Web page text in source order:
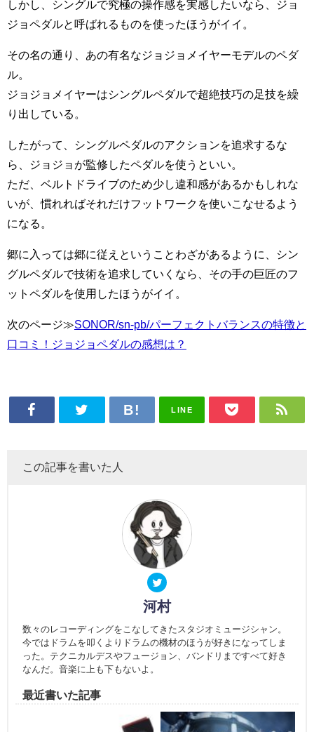
しかし、シングルで究極の操作感を実感したいなら、ジョ
ジョペダルと呼ばれるものを使ったほうがイイ。
その名の通り、あの有名なジョジョメイヤーモデルのペダ
ル。
ジョジョメイヤーはシングルペダルで超絶技巧の足技を繰
り出している。
したがって、シングルペダルのアクションを追求するな
ら、ジョジョが監修したペダルを使うといい。
ただ、ベルトドライブのため少し違和感があるかもしれな
いが、慣れればそれだけフットワークを使いこなせるよう
になる。
郷に入っては郷に従えということわざがあるように、シン
グルペダルで技術を追求していくなら、その手の巨匠のフ
ットペダルを使用したほうがイイ。
次のページ≫SONOR/sn-pb/パーフェクトバランスの特徴と
口コミ！ジョジョペダルの感想は？
LINE
この記事を書いた人
河村
数々のレコーディングをこなしてきたスタジオミュージシャン。
今ではドラムを叩くよりドラムの機材のほうが好きになってしま
った。テクニカルデスやフュージョン、バンドリまですべて好き
なんだ。音楽に上も下もないよ。
最近書いた記事